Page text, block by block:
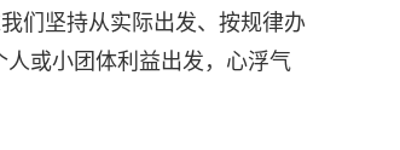
们坚持从实际出发、按规律办
或小团体利益出发，心浮气